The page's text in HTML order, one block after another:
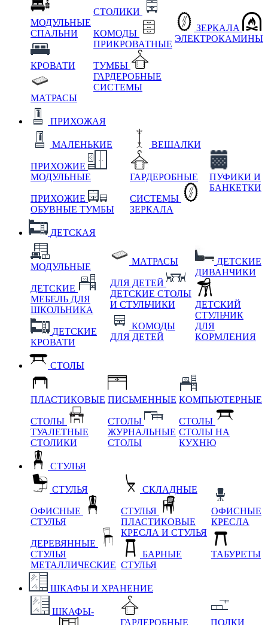
МОДУЛЬНЫЕ
СПАЛЬНИ
КРОВАТИ
МАТРАСЫ
СТОЛИКИ
КОМОДЫ
ПРИКРОВАТНЫЕ
ТУМБЫ
ГАРДЕРОБНЫЕ
СИСТЕМЫ
ЗЕРКАЛА
ЭЛЕКТРОКАМИНЫ
ПРИХОЖАЯ
МАЛЕНЬКИЕ
ПРИХОЖИЕ
МОДУЛЬНЫЕ
ПРИХОЖИЕ
ОБУВНЫЕ ТУМБЫ
ВЕШАЛКИ
ГАРДЕРОБНЫЕ
СИСТЕМЫ
ЗЕРКАЛА
ПУФИКИ И
БАНКЕТКИ
ДЕТСКАЯ
МОДУЛЬНЫЕ
ДЕТСКИЕ
МЕБЕЛЬ ДЛЯ
ШКОЛЬНИКА
ДЕТСКИЕ
КРОВАТИ
МАТРАСЫ
ДЛЯ ДЕТЕЙ
ДЕТСКИЕ СТОЛЫ
И СТУЛЬЧИКИ
КОМОДЫ
ДЛЯ ДЕТЕЙ
ДЕТСКИЕ
ДИВАНЧИКИ
ДЕТСКИЙ
СТУЛЬЧИК
ДЛЯ
КОРМЛЕНИЯ
СТОЛЫ
ПЛАСТИКОВЫЕ
СТОЛЫ
ТУАЛЕТНЫЕ
СТОЛИКИ
ПИСЬМЕННЫЕ
СТОЛЫ
ЖУРНАЛЬНЫЕ
СТОЛЫ
КОМПЬЮТЕРНЫЕ
СТОЛЫ
СТОЛЫ НА
КУХНЮ
СТУЛЬЯ
СТУЛЬЯ
ОФИСНЫЕ
СТУЛЬЯ
ДЕРЕВЯННЫЕ
СТУЛЬЯ
МЕТАЛЛИЧЕСКИЕ
СКЛАДНЫЕ
СТУЛЬЯ
ПЛАСТИКОВЫЕ
КРЕСЛА И СТУЛЬЯ
БАРНЫЕ
СТУЛЬЯ
ОФИСНЫЕ
КРЕСЛА
ТАБУРЕТЫ
ШКАФЫ И ХРАНЕНИЕ
ШКАФЫ-
ГАРДЕРОБНЫЕ
ПОЛКИ